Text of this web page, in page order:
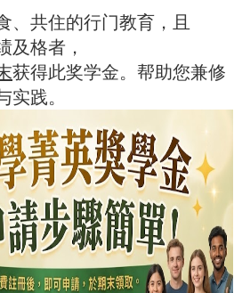
、共住的行门教育，且
及格者，
获得此奖学金。帮助您兼修
实践。